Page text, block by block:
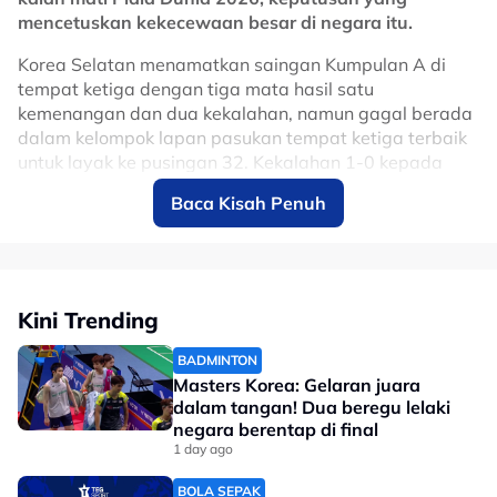
No node context available.
Related Topics
#Norway #Erling Haaland #bola sepak #Piala Dunia
mencetuskan kekecewaan besar di negara itu.
Korea Selatan menamatkan saingan Kumpulan A di
tempat ketiga dengan tiga mata hasil satu
kemenangan dan dua kekalahan, namun gagal berada
dalam kelompok lapan pasukan tempat ketiga terbaik
untuk layak ke pusingan 32. Kekalahan 1-0 kepada
Afrika Selatan dalam aksi terakhir kumpulan menjadi
penentu penyingkiran mereka.
“Saya benar-benar minta maaf kepada semua
penyokong. Kami tidak memberikan keputusan yang
mereka harapkan. Sebagai kapten, saya memikul
tanggungjawab terhadap kegagalan ini,” katanya.
Pemain berusia 33 tahun itu turut mengakui prestasi
Korea Selatan sepanjang kejohanan tidak mencapai
Baca Kisah Penuh
Kini Trending
BADMINTON
Masters Korea: Gelaran juara
dalam tangan! Dua beregu lelaki
negara berentap di final
1 day ago
BOLA SEPAK